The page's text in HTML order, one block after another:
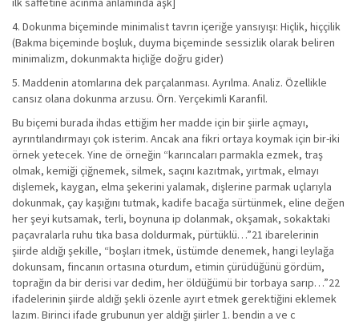
4. Dokunma biçeminde minimalist tavrın içeriğe yansıyışı: Hiçlik, hiççilik
(Bakma biçeminde boşluk, duyma biçeminde sessizlik olarak beliren
minimalizm, dokunmakta hiçliğe doğru gider)
5. Maddenin atomlarına dek parçalanması. Ayrılma. Analiz. Özellikle
cansız olana dokunma arzusu. Örn. Yerçekimli Karanfil.
Bu biçemi burada ihdas ettiğim her madde için bir şiirle açmayı,
ayrıntılandırmayı çok isterim. Ancak ana fikri ortaya koymak için bir-iki
örnek yetecek. Yine de örneğin “karıncaları parmakla ezmek, traş
olmak, kemiği çiğnemek, silmek, saçını kazıtmak, yırtmak, elmayı
dişlemek, kaygan, elma şekerini yalamak, dişlerine parmak uçlarıyla
dokunmak, çay kaşığını tutmak, kadife bacağa sürtünmek, eline değen
her şeyi kutsamak, terli, boynuna ip dolanmak, okşamak, sokaktaki
paçavralarla ruhu tıka basa doldurmak, pürtüklü…”21 ibarelerinin
şiirde aldığı şekille, “boşları itmek, üstümde denemek, hangi leylağa
dokunsam, fincanın ortasına oturdum, etimin çürüdüğünü gördüm,
toprağın da bir derisi var dedim, her öldüğümü bir torbaya sarıp…”22
ifadelerinin şiirde aldığı şekli özenle ayırt etmek gerektiğini eklemek
lazım. Birinci ifade grubunun yer aldığı şiirler 1. bendin a ve c